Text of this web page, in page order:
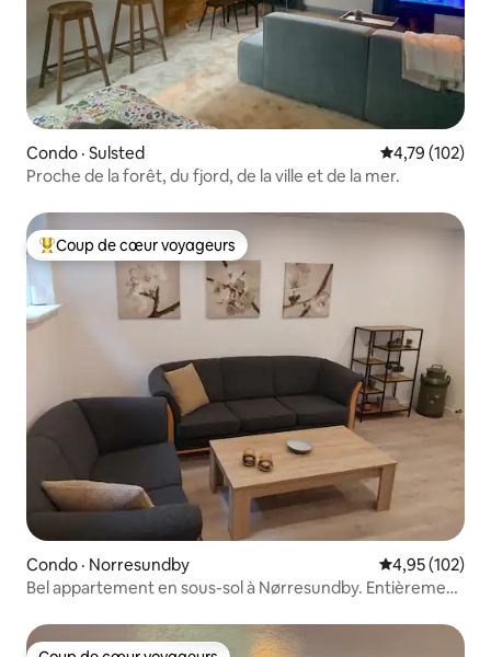
Condo · Sulsted Note
4,79 (102)
Proche de la forêt, du fjord, de la ville et de la mer.
Coup de cœur voyageurs parmi les plus aimés
Coup de cœur voyageurs
Condo · Norresundby Note
4,95 (102)
Bel appartement en sous-sol à Nørresundby. Entièrement